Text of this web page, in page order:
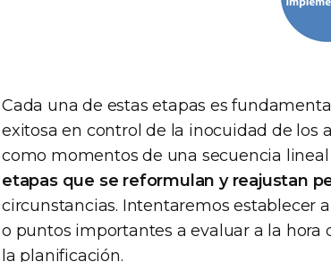
Cada una de estas etapas es
exitosa en control de la inocuidad de los
como momentos de una secuencia
etapas que se reformulan y reajustan
circunstancias. Intentaremos establecer
o puntos importantes a evaluar a la hora
la planificación.